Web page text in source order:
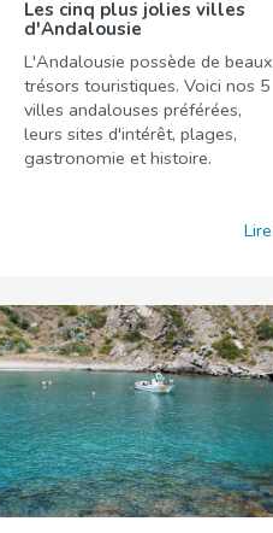
Les cinq plus jolies villes
d'Andalousie
L'Andalousie possède de beaux
trésors touristiques. Voici nos 5
villes andalouses préférées,
leurs sites d'intérêt, plages,
gastronomie et histoire.
Lire